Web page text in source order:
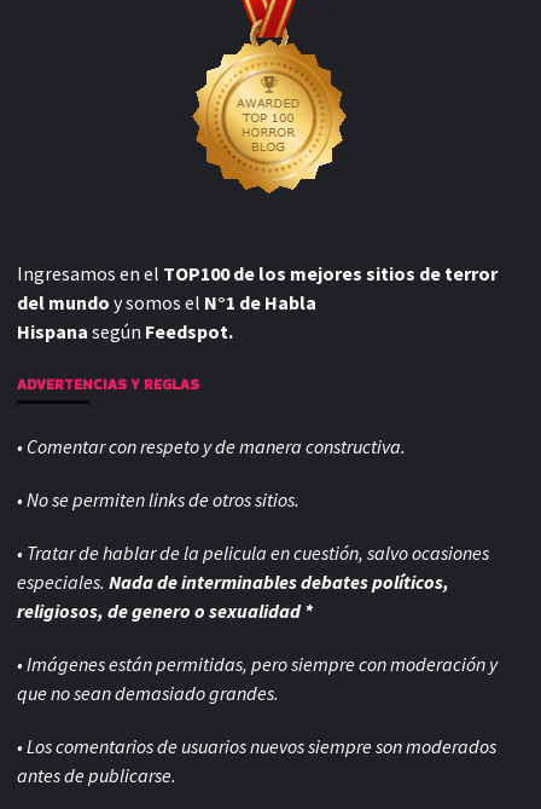
Ingresamos en el TOP100 de los mejores sitios de terror
del mundo y somos el N°1 de Habla
Hispana según Feedspot.
ADVERTENCIAS Y REGLAS
• Comentar con respeto y de manera constructiva.
• No se permiten links de otros sitios.
• Tratar de hablar de la pelicula en cuestión, salvo ocasiones
especiales. Nada de interminables debates políticos,
religiosos, de genero o sexualidad *
• Imágenes están permitidas, pero siempre conmoderación y
que no sean demasiado grandes.
• Los comentarios de usuarios nuevos siempre son moderados
antes de publicarse.